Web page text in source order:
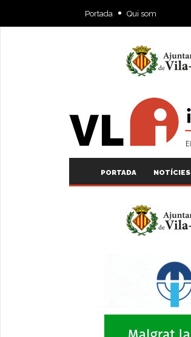
Portada Qui som
PORTADA NOTÍCIES